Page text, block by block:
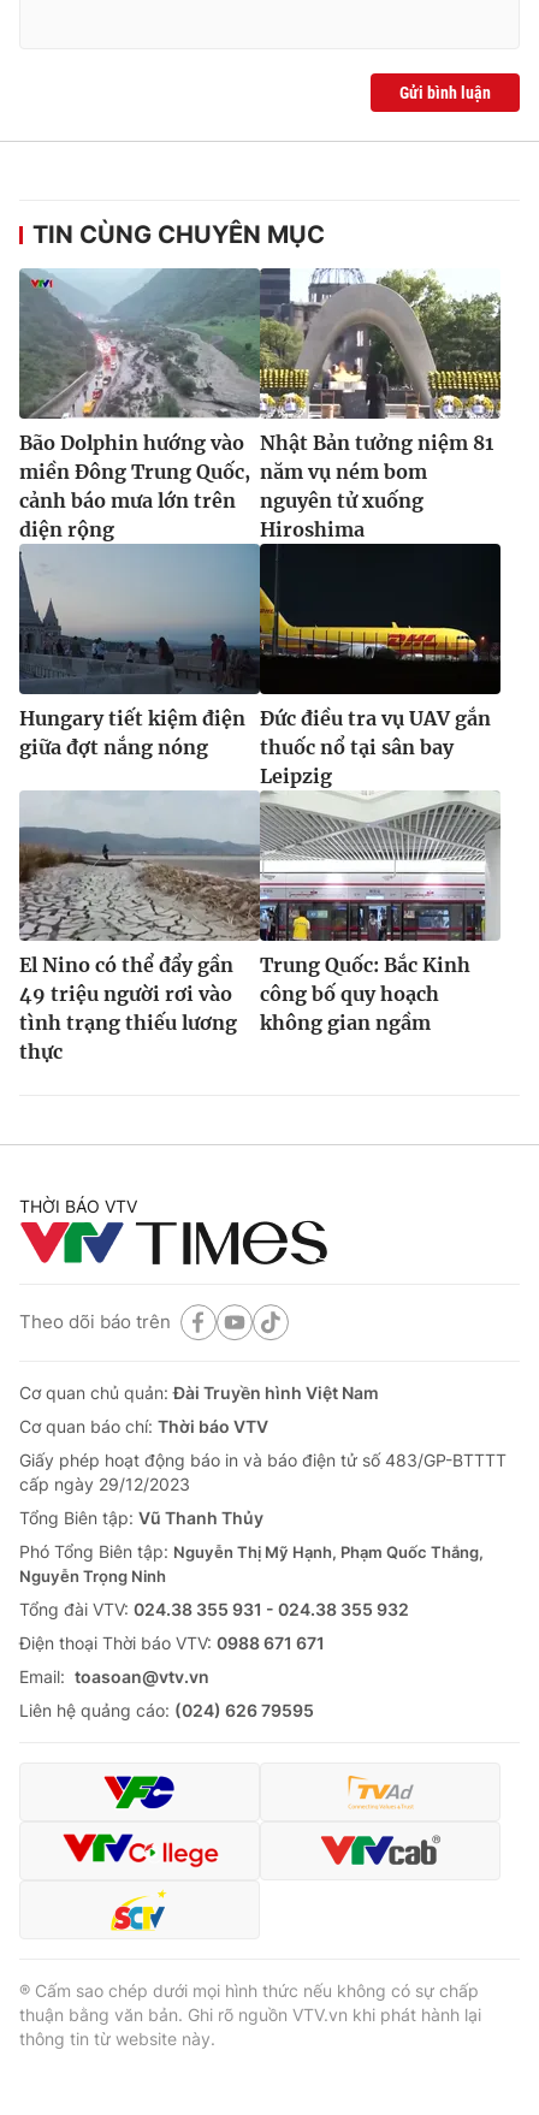
Gửi bình luận
TIN CÙNG CHUYÊN MỤC
Bão Dolphin hướng vào
miền Đông Trung Quốc,
cảnh báo mưa lớn trên
diện rộng
Nhật Bản tưởng niệm 81
năm vụ ném bom
nguyên tử xuống
Hiroshima
Hungary tiết kiệm điện
giữa đợt nắng nóng
Đức điều tra vụ UAV gắn
thuốc nổ tại sân bay
Leipzig
El Nino có thể đẩy gần
49 triệu người rơi vào
tình trạng thiếu lương
thực
Trung Quốc: Bắc Kinh
công bố quy hoạch
không gian ngầm
THỜI BÁO VTV
Theo dõi báo trên
Cơ quan chủ quản:Đài Truyền hình Việt Nam
Cơ quan báo chí: Thời báo VTV
Giấy phép hoạt động báo in và báo điện tử số 483/GP-BTTTT
cấp ngày 29/12/2023
Tổng Biên tập: Vũ Thanh Thủy
Phó Tổng Biên tập: Nguyễn Thị Mỹ Hạnh, Phạm Quốc Thắng,
Nguyễn Trọng Ninh
Tổng đài VTV: 024.38 355 931 - 024.38 355 932
Ðiện thoại Thời báo VTV: 0988 671 671
Email: toasoan@vtv.vn
Liên hệ quảng cáo: (024) 626 79595
® Cấm sao chép dưới mọi hình thức nếu không có sự chấp
thuận bằng văn bản. Ghi rõ nguồn VTV.vn khi phát hành lại
thông tin từ website này.